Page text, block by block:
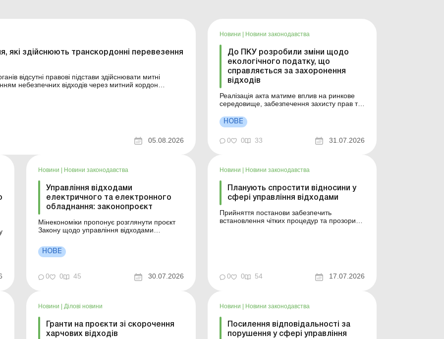
які здійснюють транскордонні перевезення
відсутні правові підстави здійснювати митні
небезпечних відходів через митний кордон
05.08.2026
Новини Новини законодавства
До ПКУ розробили зміни щодо
екологічного податку, що
справляється за захоронення
відходів
Реалізація акта матиме вплив на ринкове
середовище, забезпечення захисту прав та
держави; екологію та навколишнє природне
середовище, рівень забруднення
атмосферного повітря, води, земель,
зокрема забруднення утвореними
НОВЕ
0 0 33 31.07.2026
Новини Новини законодавства
Управління відходами
електричного та електронного
обладнання: законопроєкт
Мінекономіки пропонує розглянути проєкт
Закону щодо управління відходами
Що передбачає документ – читайте в цьому
матеріалі. Більше за темою: Законодавство
НОВЕ
0 0 45 30.07.2026
Новини Новини законодавства
Планують спростити відносини у
сфері управління відходами
Прийняття постанови забезпечить
встановлення чітких процедур та прозорих
0
0 54 17.07.2026
Новини | Ділові новини
Гранти на проєкти зі скорочення
харчових відходів
Новини | Новини законодавства
Посилення відповідальності за
порушення у сфері управління